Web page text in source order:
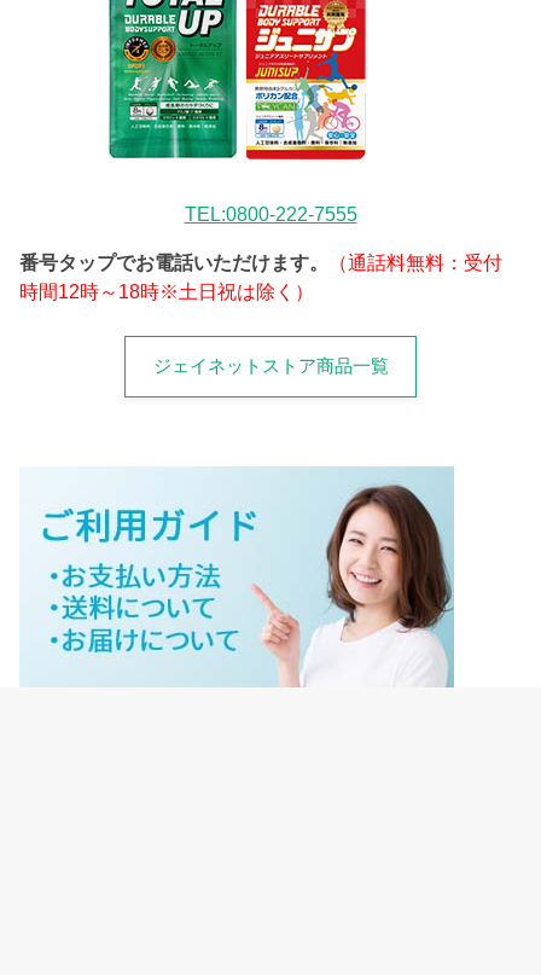
TEL:0800-222-7555
番号タップでお電話いただけます。
（通話料無料：受付
時間12時～18時※土日祝は除く）
ジェイネットストア商品一覧